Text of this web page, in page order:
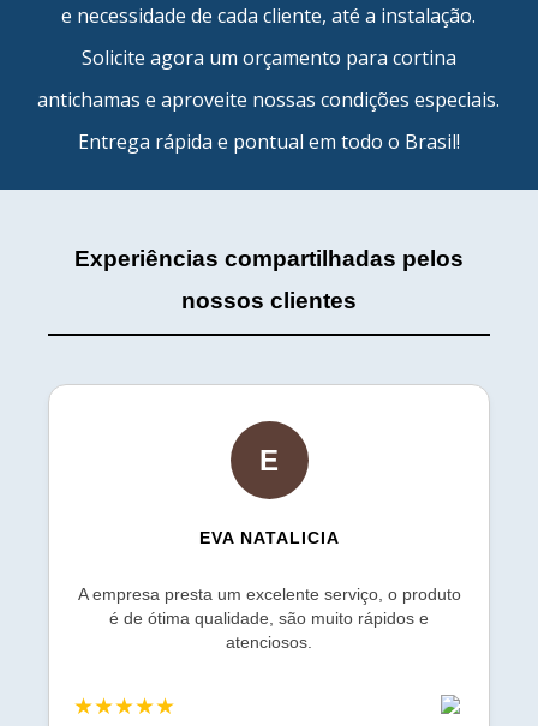
e necessidade de cada cliente, até a instalação.
Solicite agora um orçamento para cortina
antichamas e aproveite nossas condições especiais.
Entrega rápida e pontual em todo o Brasil!
Experiências compartilhadas pelos
nossos clientes
E
EVA NATALICIA
A empresa presta um excelente serviço, o produto
é de ótima qualidade, são muito rápidos e
atenciosos.
★★★★★